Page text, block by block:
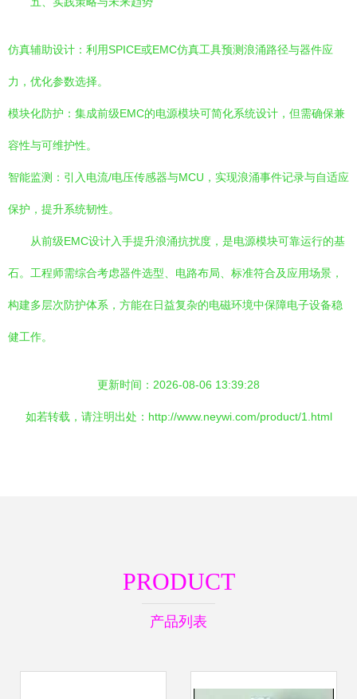
仿真辅助设计：利用SPICE或EMC仿真工具预测浪涌路径与器件应
力，优化参数选择。
模块化防护：集成前级EMC的电源模块可简化系统设计，但需确保兼
容性与可维护性。
智能监测：引入电流/电压传感器与MCU，实现浪涌事件记录与自适应
保护，提升系统韧性。
从前级EMC设计入手提升浪涌抗扰度，是电源模块可靠运行的基
石。工程师需综合考虑器件选型、电路布局、标准符合及应用场景，
构建多层次防护体系，方能在日益复杂的电磁环境中保障电子设备稳
健工作。
更新时间：2026-08-06 13:39:28
如若转载，请注明出处：http://www.neywi.com/product/1.html
PRODUCT
产品列表